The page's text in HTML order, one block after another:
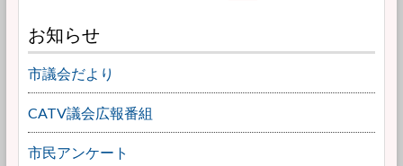
お知らせ
市議会だより
CATV議会広報番組
市民アンケート